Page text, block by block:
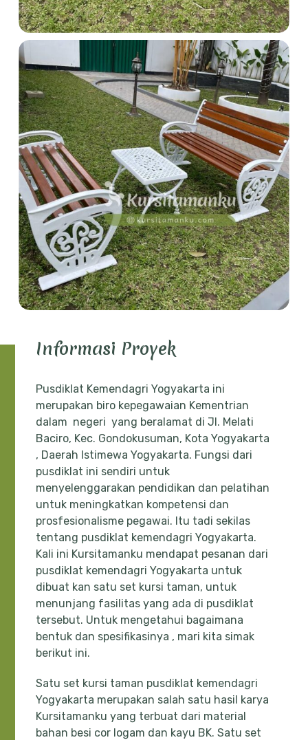
Informasi Proyek
Pusdiklat Kemendagri Yogyakarta ini
merupakan biro kepegawaian Kementrian
dalam negeri yang beralamat di Jl. Melati
Baciro, Kec. Gondokusuman, Kota Yogyakarta
, Daerah Istimewa Yogyakarta. Fungsi dari
pusdiklat ini sendiri untuk
menyelenggarakan pendidikan dan pelatihan
untuk meningkatkan kompetensi dan
prosfesionalisme pegawai. Itu tadi sekilas
tentang pusdiklat kemendagri Yogyakarta.
Kali ini Kursitamanku mendapat pesanan dari
pusdiklat kemendagri Yogyakarta untuk
dibuat kan satu set kursi taman, untuk
menunjang fasilitas yang ada di pusdiklat
tersebut. Untuk mengetahui bagaimana
bentuk dan spesifikasinya , mari kita simak
berikut ini.
Satu set kursi taman pusdiklat kemendagri
Yogyakarta merupakan salah satu hasil karya
Kursitamanku yang terbuat dari material
bahan besi cor logam dan kayu BK. Satu set